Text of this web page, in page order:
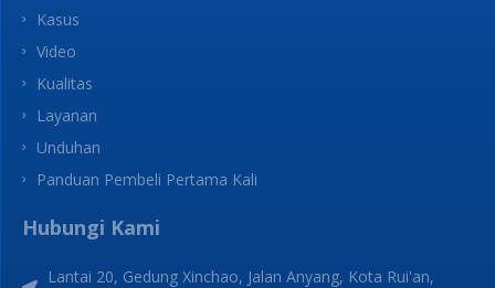
Kasus
Video
Kualitas
Layanan
Unduhan
Panduan Pembeli Pertama Kali
Hubungi Kami
Lantai 20, Gedung Xinchao, Jalan Anyang, Kota Rui'an,